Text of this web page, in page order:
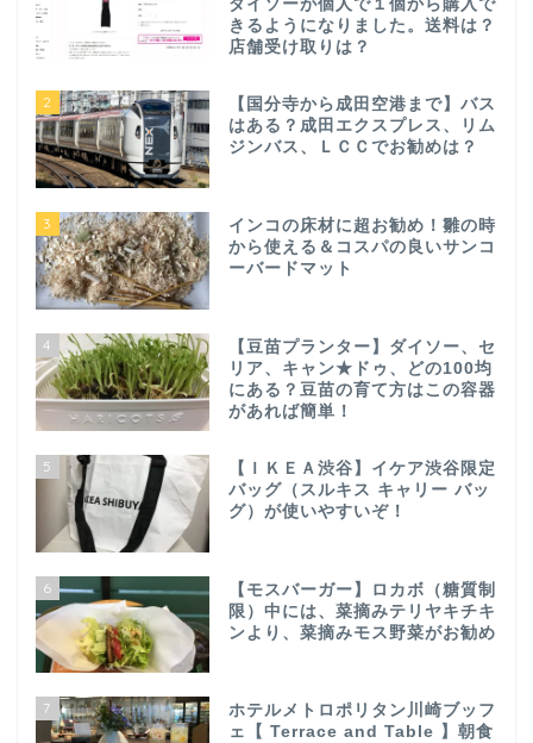
ダイソーが個人で１個から購入で
きるようになりました。送料は？
店舗受け取りは？
2
【国分寺から成田空港まで】バス
はある？成田エクスプレス、リム
ジンバス、ＬＣＣでお勧めは？
3
インコの床材に超お勧め！雛の時
から使える＆コスパの良いサンコ
ーバードマット
4
【豆苗プランター】ダイソー、セ
リア、キャン★ドゥ、どの100均
にある？豆苗の育て方はこの容器
があれば簡単！
5
【ＩＫＥＡ渋谷】イケア渋谷限定
バッグ（スルキス キャリー バッ
グ）が使いやすいぞ！
6
【モスバーガー】ロカボ（糖質制
限）中には、菜摘みテリヤキチキ
ンより、菜摘みモス野菜がお勧め
7
ホテルメトロポリタン川崎ブッフ
ェ【 Terrace and Table 】朝食